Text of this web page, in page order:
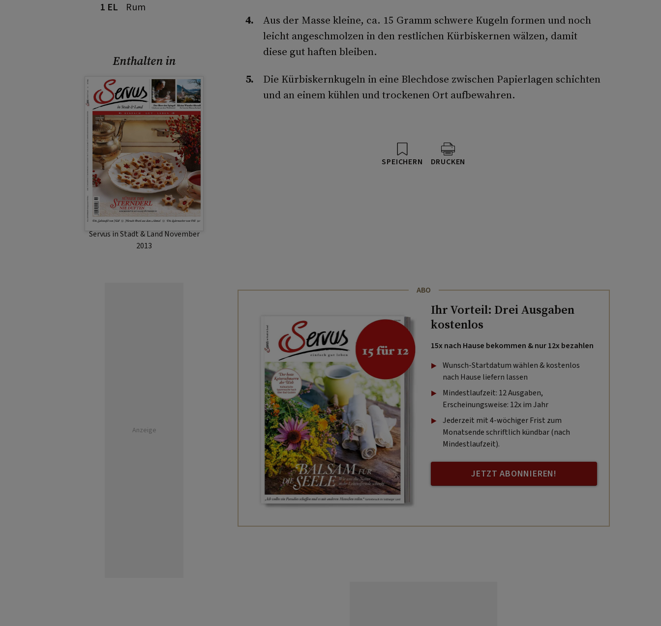
1 EL
Rum
Enthalten in
Servus in Stadt & Land November
2013
Anzeige
Aus der Masse kleine, ca. 15 Gramm schwere Kugeln formen und noch
leicht angeschmolzen in den restlichen Kürbiskernen wälzen, damit
diese gut haften bleiben.
Die Kürbiskernkugeln in eine Blechdose zwischen Papierlagen schichten
und an einem kühlen und trockenen Ort aufbewahren.
SPEICHERN DRUCKEN
ABO
Ihr Vorteil: Drei Ausgaben
kostenlos
15x nach Hause bekommen & nur 12x bezahlen
Wunsch-Startdatum wählen & kostenlos
nach Hause liefern lassen
Mindestlaufzeit: 12 Ausgaben,
Erscheinungsweise: 12x im Jahr
Jederzeit mit 4-wöchiger Frist zum
Monatsende schriftlich kündbar (nach
Mindestlaufzeit).
JETZT ABONNIEREN!